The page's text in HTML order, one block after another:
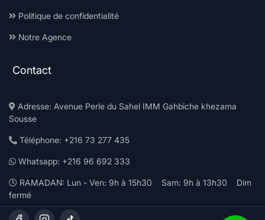
Politique de confidentialité
Notre Agence
Contact
Adresse: Avenue Perle du Sahel IMM Gahbiche khezama
Sousse
Téléphone: +216 73 277 435
Whatsapp: +216 96 692 333
RAMADAN: Lun - Ven: 9h à 15h30 Sam: 9h à 13h30 Dim
fermé